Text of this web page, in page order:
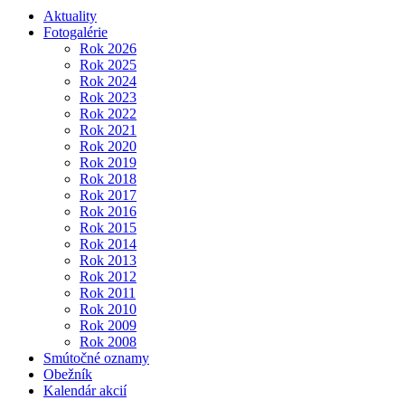
Aktuality
Fotogalérie
Rok 2026
Rok 2025
Rok 2024
Rok 2023
Rok 2022
Rok 2021
Rok 2020
Rok 2019
Rok 2018
Rok 2017
Rok 2016
Rok 2015
Rok 2014
Rok 2013
Rok 2012
Rok 2011
Rok 2010
Rok 2009
Rok 2008
Smútočné oznamy
Obežník
Kalendár akcií